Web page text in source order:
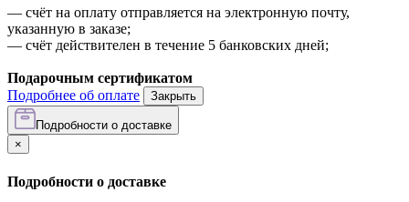
— счёт на оплату отправляется на электронную почту,
указанную в заказе;
— счёт действителен в течение 5 банковских дней;
Подарочным сертификатом
Подробнее об оплате
Закрыть
Подробности о доставке
×
Подробности о доставке